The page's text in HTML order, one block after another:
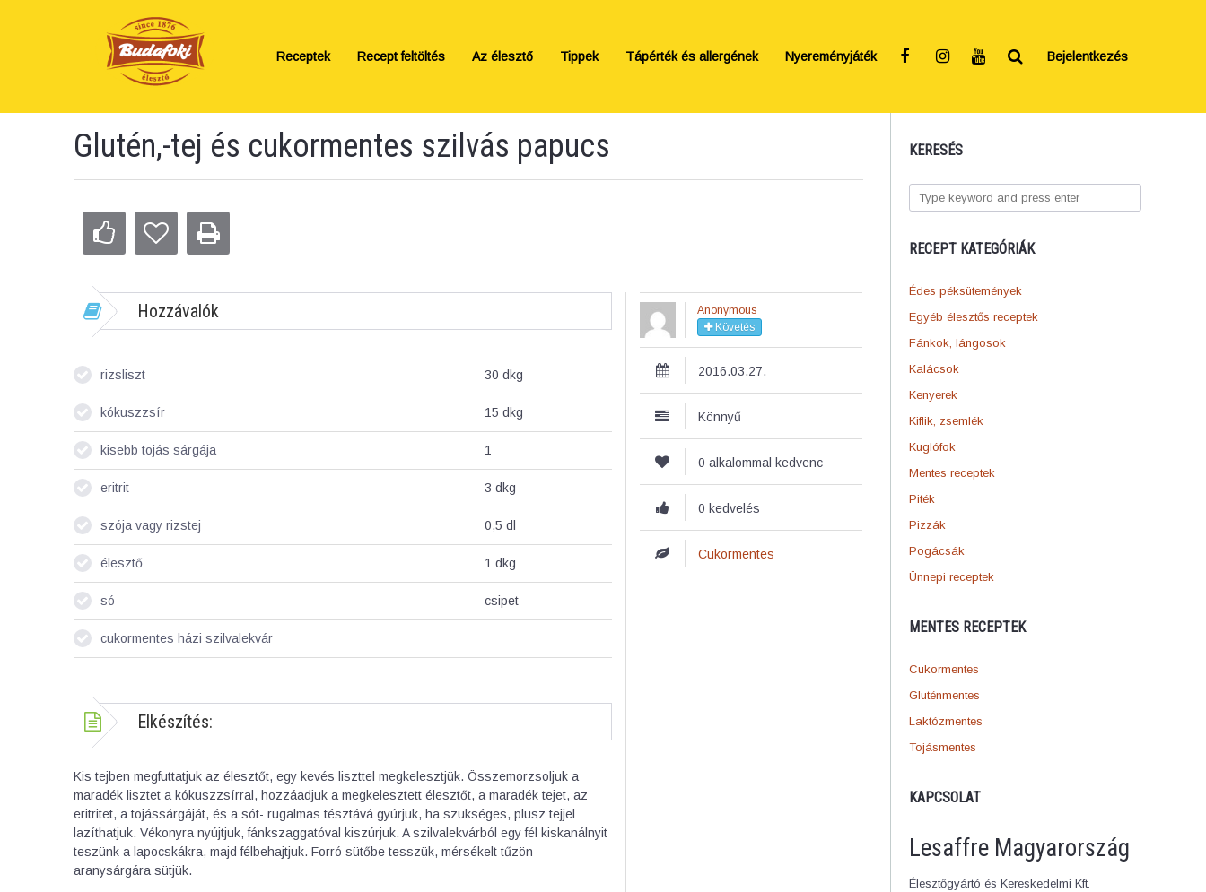
Receptek Recept feltöltés Az élesztő Tippek Tápérték és allergének Nyereményjáték Bejelentkezés
KERESÉS
RECEPT KATEGÓRIÁK
Édes péksütemények
Egyéb élesztős receptek
Fánkok, lángosok
Kalácsok
Kenyerek
Kiflik, zsemlék
Kuglófok
Mentes receptek
Piték
Pizzák
Pogácsák
Ünnepi receptek
MENTES RECEPTEK
Cukormentes
Gluténmentes
Laktózmentes
Tojásmentes
KAPCSOLAT
Lesaffre Magyarország
Élesztőgyártó és Kereskedelmi Kft.
Glutén,-tej és cukormentes szilvás papucs
Hozzávalók
rizsliszt 30 dkg
kókuszzsír 15 dkg
kisebb tojás sárgája 1
eritrit 3 dkg
szója vagy rizstej 0,5 dl
élesztő 1 dkg
só csipet
cukormentes házi szilvalekvár
Elkészítés:
Kis tejben megfuttatjuk az élesztőt, egy kevés liszttel megkelesztjük. Összemorzsoljuk a
maradék lisztet a kókuszzsírral, hozzáadjuk a megkelesztett élesztőt, a maradék tejet, az
eritritet, a tojássárgáját, és a sót- rugalmas tésztává gyúrjuk, ha szükséges, plusz tejjel
lazíthatjuk. Vékonyra nyújtjuk, fánkszaggatóval kiszúrjuk. A szilvalekvárból egy fél kiskanálnyit
teszünk a lapocskákra, majd félbehajtjuk. Forró sütőbe tesszük, mérsékelt tűzön
aranysárgára sütjük.
Anonymous
Követés
2016.03.27.
Könnyű
0 alkalommal kedvenc
0 kedvelés
Cukormentes